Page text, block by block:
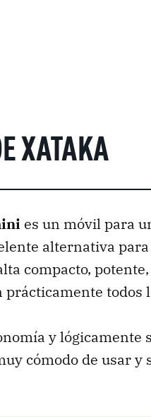
XATAKA
es un móvil para
alternativa
compacto, potente,
todos
y lógicamente
cómodo de usar